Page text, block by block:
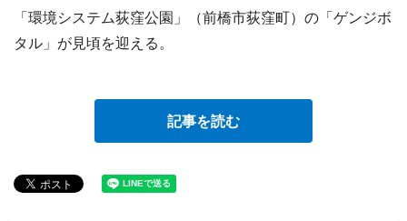
「環境システム荻窪公園」（前橋市荻窪町）の「ゲンジボ
タル」が見頃を迎える。
記事を読む